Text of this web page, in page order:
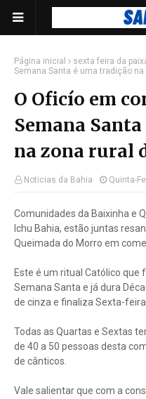
Página inicial sexta feira da
Semana Santa é uma tradição
O Oficío em
Semana
na zona rural
Noticias da Bahia Quinta-
Comunidades da Baixinha e
Ichu Bahia, estão juntas
Queimada do Morro em
Este é um ritual Católico
Semana Santa e já dura
de cinza e finaliza Sexta-feira
Todas as Quartas e Sextas
de 40 a 50 pessoas desta
de cânticos.
Vale salientar que com a